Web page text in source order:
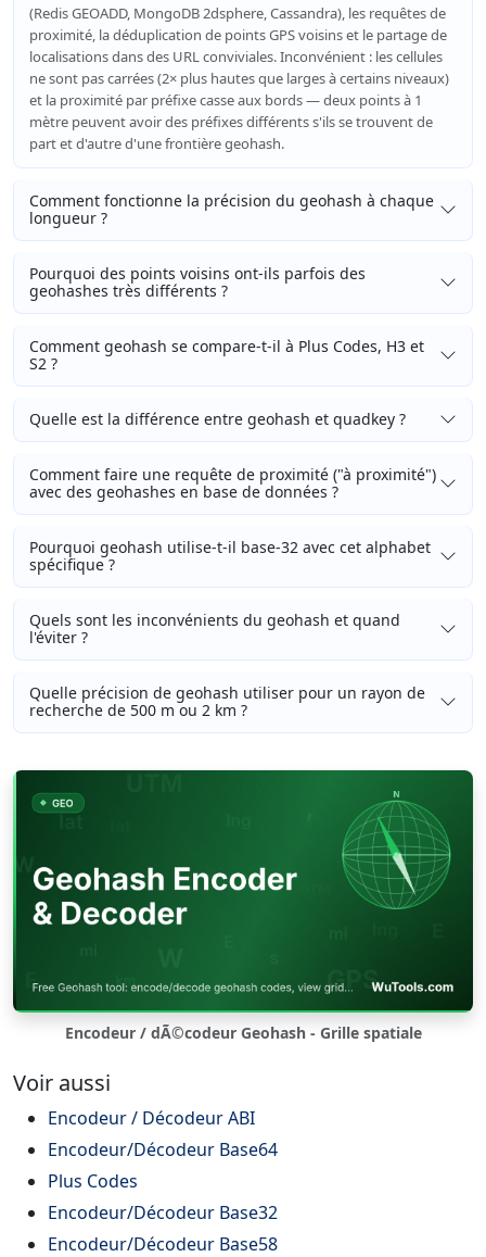
(Redis GEOADD, MongoDB 2dsphere, Cassandra), les requêtes de
proximité, la déduplication de points GPS voisins et le partage de
localisations dans des URL conviviales. Inconvénient : les cellules
ne sont pas carrées (2× plus hautes que larges à certains niveaux)
et la proximité par préfixe casse aux bords — deux points à 1
mètre peuvent avoir des préfixes différents s'ils se trouvent de
part et d'autre d'une frontière geohash.
Comment fonctionne la précision du geohash à chaque
longueur ?
Pourquoi des points voisins ont-ils parfois des
geohashes très différents ?
Comment geohash se compare-t-il à Plus Codes, H3 et
S2 ?
Quelle est la différence entre geohash et quadkey ?
Comment faire une requête de proximité ("à proximité")
avec des geohashes en base de données ?
Pourquoi geohash utilise-t-il base-32 avec cet alphabet
spécifique ?
Quels sont les inconvénients du geohash et quand
l'éviter ?
Quelle précision de geohash utiliser pour un rayon de
recherche de 500 m ou 2 km ?
Encodeur / dÃ©codeur Geohash - Grille spatiale
Voir aussi
Encodeur / Décodeur ABI
Encodeur/Décodeur Base64
Plus Codes
Encodeur/Décodeur Base32
Encodeur/Décodeur Base58